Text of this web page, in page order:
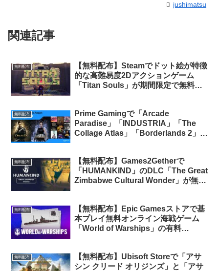
jushimatsu
関連記事
無料配布
【無料配布】Steamでドット絵が特徴
的な高難易度2Dアクションゲーム
「Titan Souls」が期間限定で無料配
無料配布
Prime Gamingで「Arcade
Paradise」「INDUSTRIA」「The
Collage Atlas」「Borderlands 2」計
無料配布
【無料配布】Games2Getherで
「HUMANKIND」のDLC「The Great
Zimbabwe Cultural Wonder」が無料
無料配布
【無料配布】Epic Gamesストアで基
本プレイ無料オンライン海戦ゲーム
「World of Warships」の有料
無料配布
【無料配布】Ubisoft Storeで「アサ
シン クリード オリジンズ」と「アサ